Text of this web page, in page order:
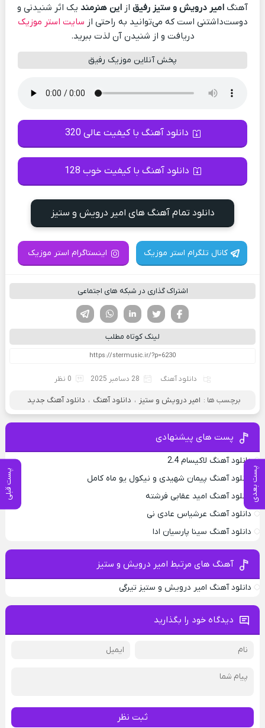
پست بعدی پست قبلی
آهنگ امیر درویش و ستیز رفیق از این هنرمند یک اثر شنیدنی و
دوست‌داشتنی است که می‌توانید به راحتی از سایت استر موزیک
دریافت و از شنیدن آن لذت ببرید.
پخش آنلاین موزیک رفیق
دانلود آهنگ با کیفیت عالی 320
دانلود آهنگ با کیفیت خوب 128
دانلود تمام آهنگ های امیر درویش و ستیز
کانال تلگرام استر موزیک اینستاگرام استر موزیک
اشتراک گذاری در شبکه های اجتماعی
لینکدین تویتر
فیسوک
لینک کوتاه مطلب
دانلود آهنگ 28 دسامبر 2025 0 نظر
برچسب ها : امیر درویش و ستیز ، دانلود آهنگ ، دانلود آهنگ جدید
پست های پیشنهادی
دانلود آهنگ لاکیسام 2.4
دانلود آهنگ پیمان شهیدی و نیکول یو ماه کامل
دانلود آهنگ امید عقابی فرشته
دانلود آهنگ عرشیاس عادی نی
دانلود آهنگ سینا پارسیان ادا
آهنگ های مرتبط امیر درویش و ستیز
دانلود آهنگ امیر درویش و ستیز تیرگی
دیدگاه خود را بگذارید
ثبت نظر